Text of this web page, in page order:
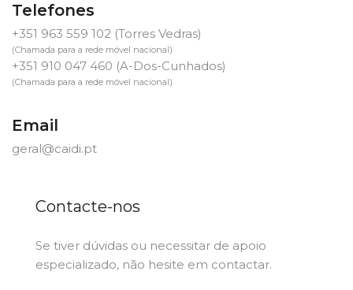
Telefones
+351 963 559 102 (Torres Vedras)
(Chamada para a rede móvel nacional)
+351 910 047 460 (A-Dos-Cunhados)
(Chamada para a rede móvel nacional)
Email
geral@caidi.pt
Contacte-nos
Se tiver dúvidas ou necessitar de apoio
especializado, não hesite em contactar.